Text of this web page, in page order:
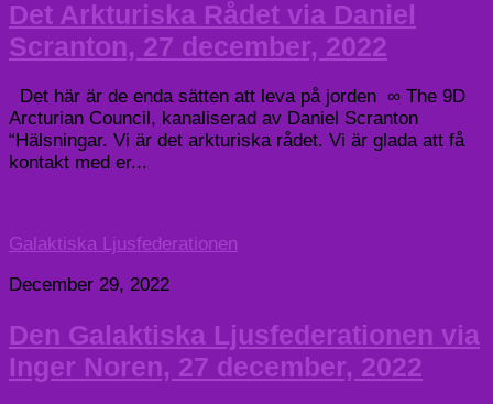
Det Arkturiska Rådet via Daniel
Scranton, 27 december, 2022
Det här är de enda sätten att leva på jorden ∞ The 9D
Arcturian Council, kanaliserad av Daniel Scranton
“Hälsningar. Vi är det arkturiska rådet. Vi är glada att få
kontakt med er...
Galaktiska Ljusfederationen
December 29, 2022
Den Galaktiska Ljusfederationen via
Inger Noren, 27 december, 2022